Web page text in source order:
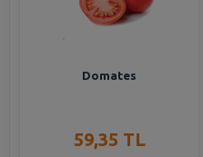
Domates
59,35 TL